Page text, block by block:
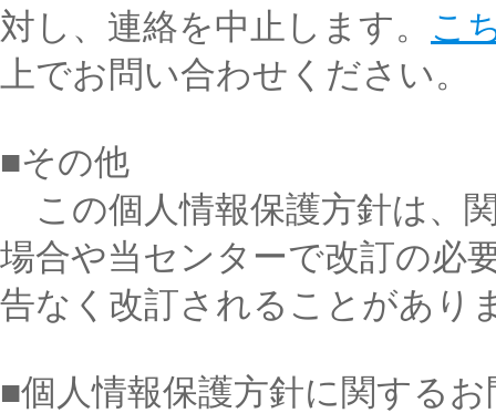
対し、連絡を中止します。 こ
上でお問い合わせください。
■その他
この個人情報保護方針は、
場合や当センターで改訂の必
告なく改訂されることがあり
■個人情報保護方針に関する